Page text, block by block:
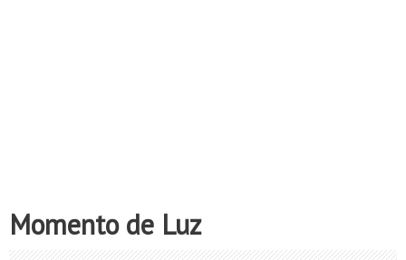
Momento de Luz